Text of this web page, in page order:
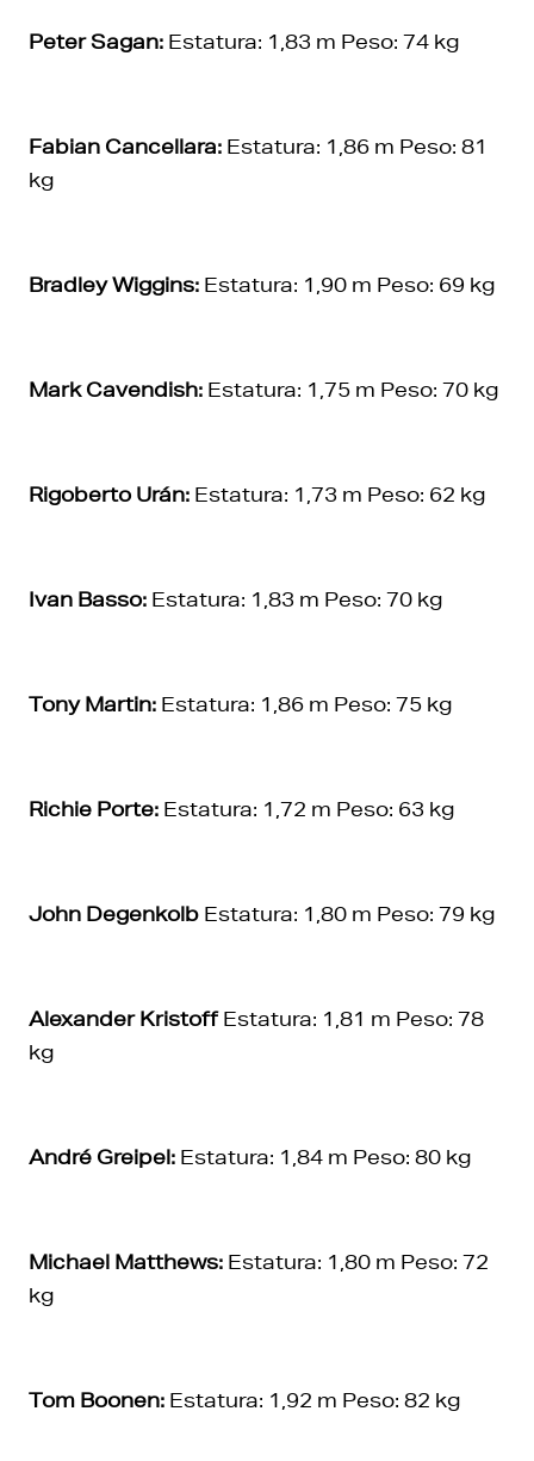
Peter Sagan: Estatura: 1,83 m Peso: 74 kg
Fabian Cancellara: Estatura: 1,86 m Peso: 81
kg
Bradley Wiggins: Estatura: 1,90 m Peso: 69 kg
Mark Cavendish: Estatura: 1,75 m Peso: 70 kg
Rigoberto Urán: Estatura: 1,73 m Peso: 62 kg
Ivan Basso: Estatura: 1,83 m Peso: 70 kg
Tony Martin: Estatura: 1,86 m Peso: 75 kg
Richie Porte: Estatura: 1,72 m Peso: 63 kg
John Degenkolb Estatura: 1,80 m Peso: 79 kg
Alexander KristoffEstatura: 1,81 m Peso: 78
kg
André Greipel: Estatura: 1,84 m Peso: 80 kg
Michael Matthews: Estatura: 1,80 m Peso: 72
kg
Tom Boonen: Estatura: 1,92 m Peso: 82 kg